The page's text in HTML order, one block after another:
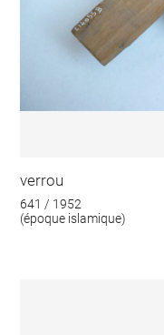
verrou
641 / 1952
(époque islamique)